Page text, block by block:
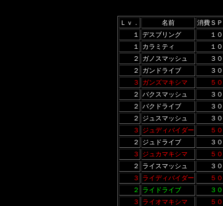
Ｌｖ． 名前
消費ＳＰ
１ デスブリング
１０
１
カラミティ
１０
２
ガノスマッシュ
３０
２
ガンドライブ
３０
３
ガンズマキシマ
５０
２ バクスマッシュ
３０
２ バクドライブ
３０
２
ジュスマッシュ
３０
３
ジュディバイダー
５０
２
ジュドライブ
３０
３
ジュカマキシマ
５０
２
ライスマッシュ
３０
３
ライディバイダー
５０
２
ライドライブ
３０
３
ライオマキシマ ５０